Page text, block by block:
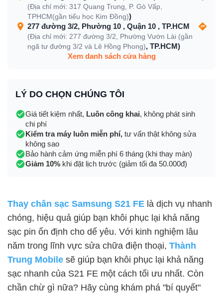
(Địa chỉ mới: 317 Quang Trung, P. Gò Vấp,
TPHCM(gần tiểu học Kim Đồng))
277 đường 3/2, Phường 10 , Quận 10 , TP.HCM
(Địa chỉ mới: 277 đường 3/2, Phường Vườn Lài (gần
ngã tư đường 3/2 và Lê Hồng Phong), TP.HCM)
Xem danh sách cửa hàng
LÝ DO CHỌN CHÚNG TÔI
Giá tiết kiệm nhất, Luôn công khai, không phát sinh
chi phí
Kiểm tra máy luôn miễn phí, tư vấn thật không sửa
không sao
Bảo hành cảm ứng miễn phí 6 tháng (khi thay màn)
Giảm 10% khi đặt lịch trước (giảm tối đa 50.000đ)
Thay chân sạc Samsung S21 FE là dịch vụ nhanh
chóng, hiệu quả giúp bạn khôi phục lại khả năng
sạc pin ổn định cho dế yêu. Với kinh nghiệm lâu
năm trong lĩnh vực sửa chữa điện thoại, Thành
Trung Mobile sẽ giúp bạn khôi phục lại khả năng
sạc nhanh của S21 FE một cách tối ưu nhất. Còn
chần chừ gì nữa? Hãy cùng khám phá "bí quyết"